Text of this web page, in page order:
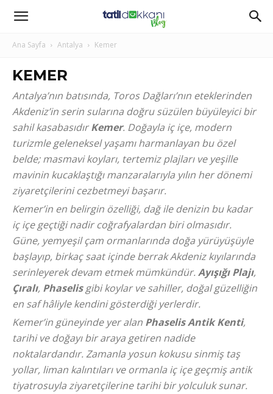
Ana Sayfa Antalya Kemer
KEMER
Antalya’nın batısında, Toros Dağları’nın eteklerinden
Akdeniz’in serin sularına doğru süzülen büyüleyici bir
sahil kasabasıdırKemer. Doğayla iç içe, modern
turizmle geleneksel yaşamı harmanlayan bu özel
belde; masmavi koyları, tertemiz plajları ve yeşille
mavinin kucaklaştığı manzaralarıyla yılın her dönemi
ziyaretçilerini cezbetmeyi başarır.
Kemer’in en belirgin özelliği, dağ ile denizin bu kadar
iç içe geçtiği nadir coğrafyalardan biri olmasıdır.
Güne, yemyeşil çam ormanlarında doğa yürüyüşüyle
başlayıp, birkaç saat içinde berrak Akdeniz kıyılarında
serinleyerek devam etmek mümkündür. Ayışığı Plajı,
Çıralı, Phaselisgibi koylar ve sahiller, doğal güzelliğin
en saf hâliyle kendini gösterdiği yerlerdir.
Kemer’in güneyinde yer alan Phaselis Antik Kenti,
tarihi ve doğayı bir araya getiren nadide
noktalardandır. Zamanla yosun kokusu sinmiş taş
yollar, liman kalıntıları ve ormanla iç içe geçmiş antik
tiyatrosuyla ziyaretçilerine tarihi bir yolculuk sunar.